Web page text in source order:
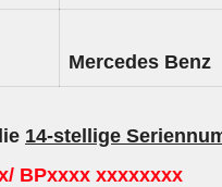
Mercedes Benz
14-stellige
BPxxxx xxxxxxxx